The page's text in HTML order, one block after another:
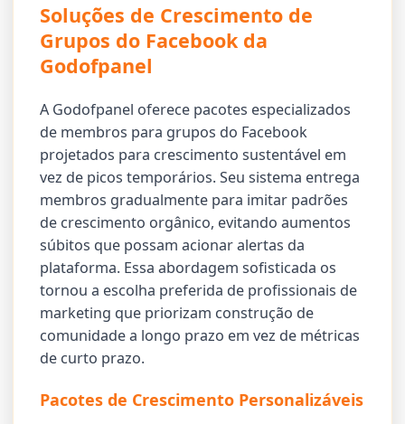
Soluções de Crescimento de
Grupos do Facebook da
Godofpanel
A Godofpanel oferece pacotes especializados
de membros para grupos do Facebook
projetados para crescimento sustentável em
vez de picos temporários. Seu sistema entrega
membros gradualmente para imitar padrões
de crescimento orgânico, evitando aumentos
súbitos que possam acionar alertas da
plataforma. Essa abordagem sofisticada os
tornou a escolha preferida de profissionais de
marketing que priorizam construção de
comunidade a longo prazo em vez de métricas
de curto prazo.
Pacotes de Crescimento Personalizáveis